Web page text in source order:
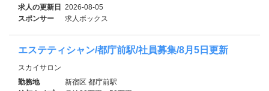
求人の更新日 2026-08-05
スポンサー
求人ボックス
エステティシャン/都庁前駅/社員募集/8月5日更新
スカイサロン
勤務地
新宿区 都庁前駅